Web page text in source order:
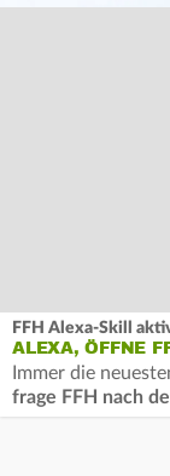
FFH Alexa-Skill
ALEXA, ÖFFNE
Immer die
frage FFH nach